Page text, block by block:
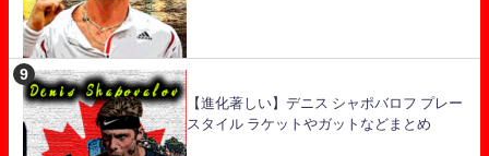
【進化著しい】デニス シャポバロフ プレー
スタイル ラケットやガットなどまとめ